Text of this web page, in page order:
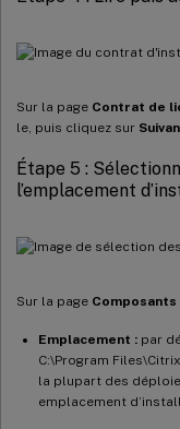
Sur la page Contrat de
le, puis cliquez sur
Étape 5 :
l’emplacement
Sur la page
Emplacement : par
C:\Program
la plupart des
emplacement